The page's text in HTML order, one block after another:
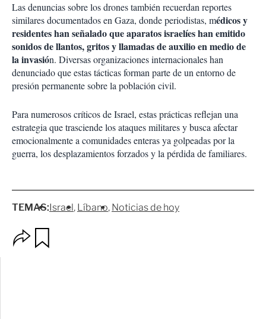
Las denuncias sobre los drones también recuerdan reportes
similares documentados en Gaza, donde periodistas, médicos y
residentes han señalado que aparatos israelíes han emitido
sonidos de llantos, gritos y llamadas de auxilio en medio de
la invasión. Diversas organizaciones internacionales han
denunciado que estas tácticas forman parte de un entorno de
presión permanente sobre la población civil.
Para numerosos críticos de Israel, estas prácticas reflejan una
estrategia que trasciende los ataques militares y busca afectar
emocionalmente a comunidades enteras ya golpeadas por la
guerra, los desplazamientos forzados y la pérdida de familiares.
TEMAS:Israel Líbano Noticias de hoy